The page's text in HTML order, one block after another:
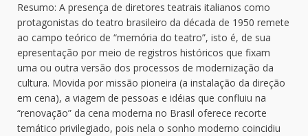
Resumo: A presença de diretores teatrais italianos como
protagonistas do teatro brasileiro da década de 1950 remete
ao campo teórico de “memória do teatro”, isto é, de sua
epresentação por meio de registros históricos que fixam
uma ou outra versão dos processos de modernização da
cultura. Movida por missão pioneira (a instalação da direção
em cena), a viagem de pessoas e idéias que confluiu na
“renovação” da cena moderna no Brasil oferece recorte
temático privilegiado, pois nela o sonho moderno coincidiu